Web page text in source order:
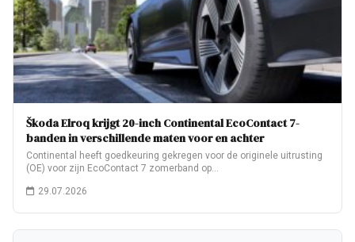
Škoda Elroq krijgt 20-inch Continental EcoContact 7-
banden in verschillende maten voor en achter
Continental heeft goedkeuring gekregen voor de originele uitrusting
(OE) voor zijn EcoContact 7 zomerband op…
29.07.2026